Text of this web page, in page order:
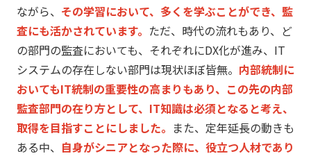
ながら、 その学習において、多くを学ぶことができ、 監
査にも活かされています。 ただ、時代の流れもあり、 ど
の部門の監査においても、それぞれにDX化が進み、 IT
システムの存在しない部門は現状ほぼ皆無。 内部統制に
おいてもIT統制の重要性の高まりもあり、 この先の内部
監査部門の在り方として、 IT知識は必須となると考え、
取得を目指すことにしました。 また、定年延長の動きも
ある中、 自身がシニアとなった際に、 役立つ人材であり